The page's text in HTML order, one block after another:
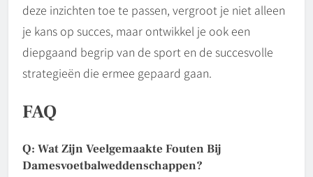
deze inzichten toe te passen, vergroot je niet alleen
je kans op succes, maar ontwikkel je ook een
diepgaand begrip van de sport en de succesvolle
strategieën die ermee gepaard gaan.
FAQ
Q: Wat Zijn Veelgemaakte Fouten Bij
Damesvoetbalweddenschappen?